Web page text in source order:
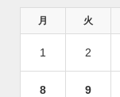
月 火
1 2
8 9